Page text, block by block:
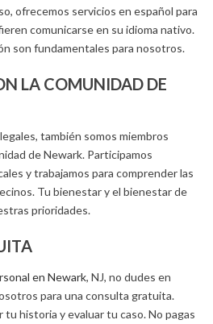
ofrecemos servicios en español para
comunicarse en su idioma nativo.
son fundamentales para nosotros.
LA COMUNIDAD DE
también somos miembros
de Newark. Participamos
y trabajamos para comprender las
Tu bienestar y el bienestar de
prioridades.
en Newark, NJ, no dudes en
para una consulta gratuita.
tu historia y evaluar tu caso. No pagas